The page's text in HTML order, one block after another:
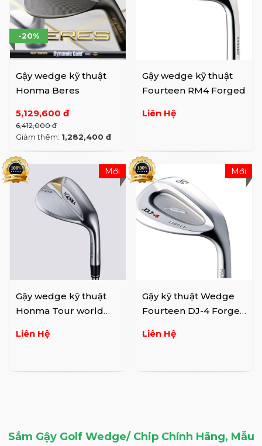
Gậy wedge kỹ thuật
Honma Beres
5,129,600 đ
6,412,000 đ
-20%
Giảm thêm: 1,282,400 đ
Gậy wedge kỹ thuật
Fourteen RM4 Forged
Liên Hệ
Gậy wedge kỹ thuật
Honma Tour world
Liên Hệ
Mới
Gậy kỹ thuật Wedge
Fourteen DJ-4 Forged
NIPPON S
Liên Hệ
Mới
Sắm Gậy Golf Wedge/ Chip Chính Hãng, Mẫu